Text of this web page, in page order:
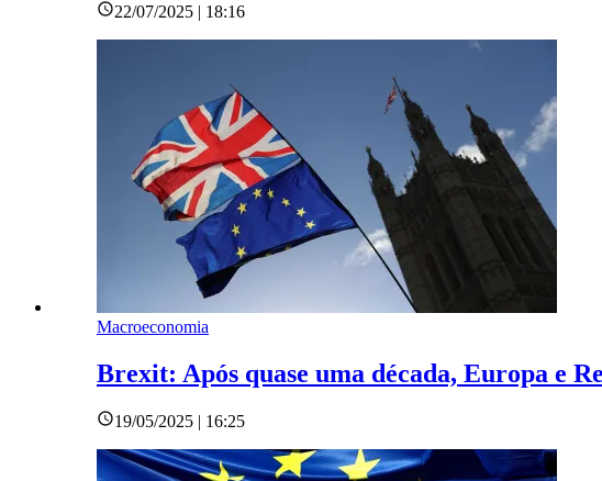
22/07/2025 | 18:16
Macroeconomia
Brexit: Após quase uma década, Europa e
19/05/2025 | 16:25